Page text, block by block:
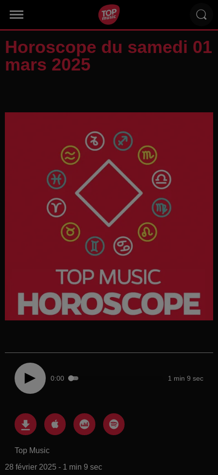
Horoscope du samedi 01
mars 2025
0:00 1 min 9 sec
Top Music
28 février 2025 - 1 min 9 sec